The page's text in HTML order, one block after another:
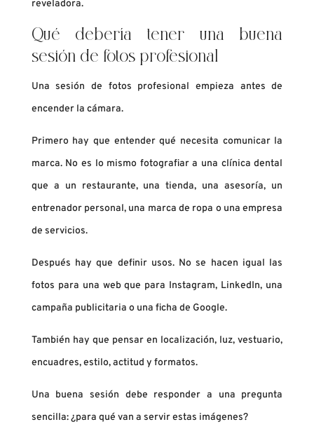
reveladora.
Qué debería tener una buena
sesión de fotos profesional
Una sesión de fotos profesional empieza antes de
encender la cámara.
Primero hay que entender qué necesita comunicar la
marca. No es lo mismo fotografiar a una clínica dental
que a un restaurante, una tienda, una asesoría, un
entrenador personal, una marca de ropa o una empresa
de servicios.
Después hay que definir usos. No se hacen igual las
fotos para una web que para Instagram, LinkedIn, una
campaña publicitaria o una ficha de Google.
También hay que pensar en localización, luz, vestuario,
encuadres, estilo, actitud y formatos.
Una buena sesión debe responder a una pregunta
sencilla: ¿para qué van a servir estas imágenes?